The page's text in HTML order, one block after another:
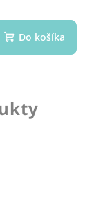
Do košíka